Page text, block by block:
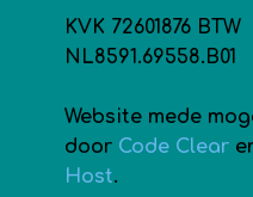
KVK 72601876 BTW
NL8591.69558.B01
Website mede
door Code Clear
Host.